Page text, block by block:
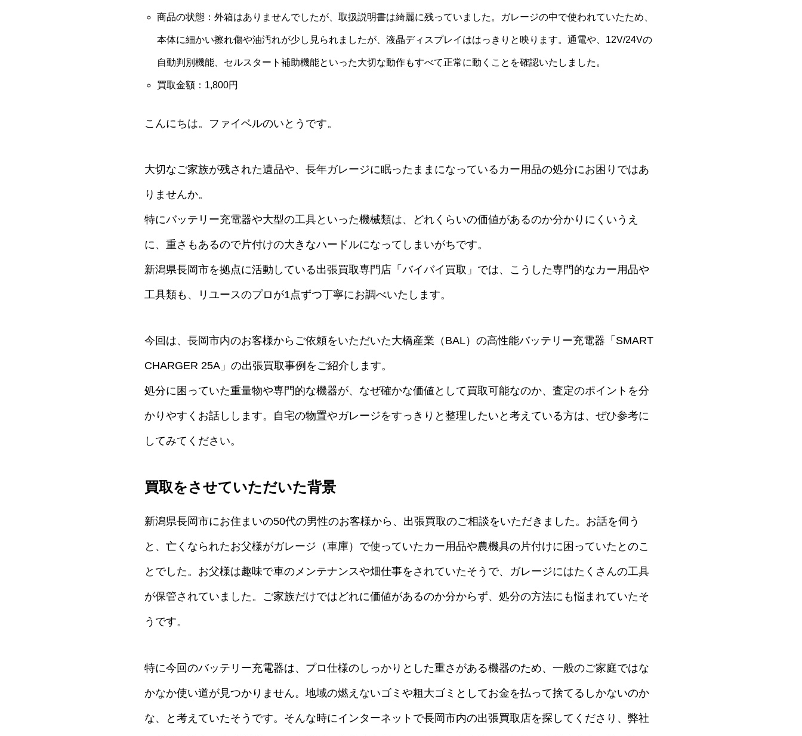
商品の状態：外箱はありませんでしたが、取扱説明書は綺麗に残っていました。ガレージの中で使われていたため、
本体に細かい擦れ傷や油汚れが少し見られましたが、液晶ディスプレイははっきりと映ります。通電や、12V/24Vの
自動判別機能、セルスタート補助機能といった大切な動作もすべて正常に動くことを確認いたしました。
買取金額：1,800円
こんにちは。ファイベルのいとうです。
大切なご家族が残された遺品や、長年ガレージに眠ったままになっているカー用品の処分にお困りではあ
りませんか。
特にバッテリー充電器や大型の工具といった機械類は、どれくらいの価値があるのか分かりにくいうえ
に、重さもあるので片付けの大きなハードルになってしまいがちです。
新潟県長岡市を拠点に活動している出張買取専門店「バイバイ買取」では、こうした専門的なカー用品や
工具類も、リユースのプロが1点ずつ丁寧にお調べいたします。
今回は、長岡市内のお客様からご依頼をいただいた大橋産業（BAL）の高性能バッテリー充電器「SMART
CHARGER 25A」の出張買取事例をご紹介します。
処分に困っていた重量物や専門的な機器が、なぜ確かな価値として買取可能なのか、査定のポイントを分
かりやすくお話しします。自宅の物置やガレージをすっきりと整理したいと考えている方は、ぜひ参考に
してみてください。
買取をさせていただいた背景
新潟県長岡市にお住まいの50代の男性のお客様から、出張買取のご相談をいただきました。お話を伺う
と、亡くなられたお父様がガレージ（車庫）で使っていたカー用品や農機具の片付けに困っていたとのこ
とでした。お父様は趣味で車のメンテナンスや畑仕事をされていたそうで、ガレージにはたくさんの工具
が保管されていました。ご家族だけではどれに価値があるのか分からず、処分の方法にも悩まれていたそ
うです。
特に今回のバッテリー充電器は、プロ仕様のしっかりとした重さがある機器のため、一般のご家庭ではな
かなか使い道が見つかりません。地域の燃えないゴミや粗大ゴミとしてお金を払って捨てるしかないのか
な、と考えていたそうです。そんな時にインターネットで長岡市内の出張買取店を探してくださり、弊社